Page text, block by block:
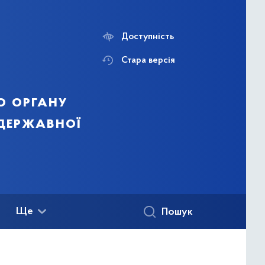
органу
Доступність
Стара версія
Ще Пошук